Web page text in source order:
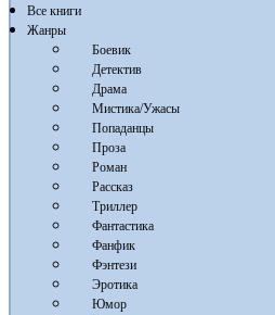
Все книги
Жанры
Боевик
Детектив
Драма
Мистика/Ужасы
Попаданцы
Проза
Роман
Рассказ
Триллер
Фантастика
Фанфик
Фэнтези
Эротика
Юмор